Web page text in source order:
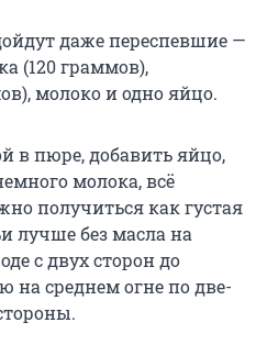
даже переспевшие —
(120 граммов),
молоко и одно яйцо.
в пюре, добавить яйцо,
молока, всё
получиться как густая
лучше без масла на
с двух сторон до
на среднем огне по две-